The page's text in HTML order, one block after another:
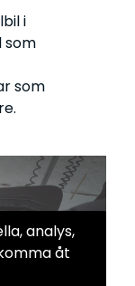
i
som
som
analys,
åt